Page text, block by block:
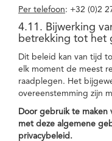
Per telefoon: +32 (0)2
4.11. Bijwerking
betrekking tot het
Dit beleid kan van tijd
elk moment de meest
raadplegen. Het
overeenstemming zijn
Door gebruik te maken
met deze algemene
privacybeleid.